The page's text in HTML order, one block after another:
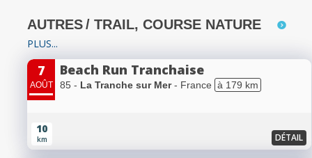
AUTRES/ TRAIL, COURSE NATURE
PLUS...
7
AOÛT
Beach Run Tranchaise
85 - La Tranche sur Mer- France à 179 km
10
km DÉTAIL